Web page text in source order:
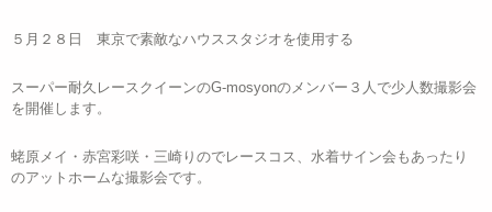
５月２８日 東京で素敵なハウススタジオを使用する
スーパー耐久レースクイーンのG-mosyonのメンバー３人で少人数撮影会
を開催します。
蛯原メイ・赤宮彩咲・三崎りのでレースコス、水着サイン会もあったり
のアットホームな撮影会です。